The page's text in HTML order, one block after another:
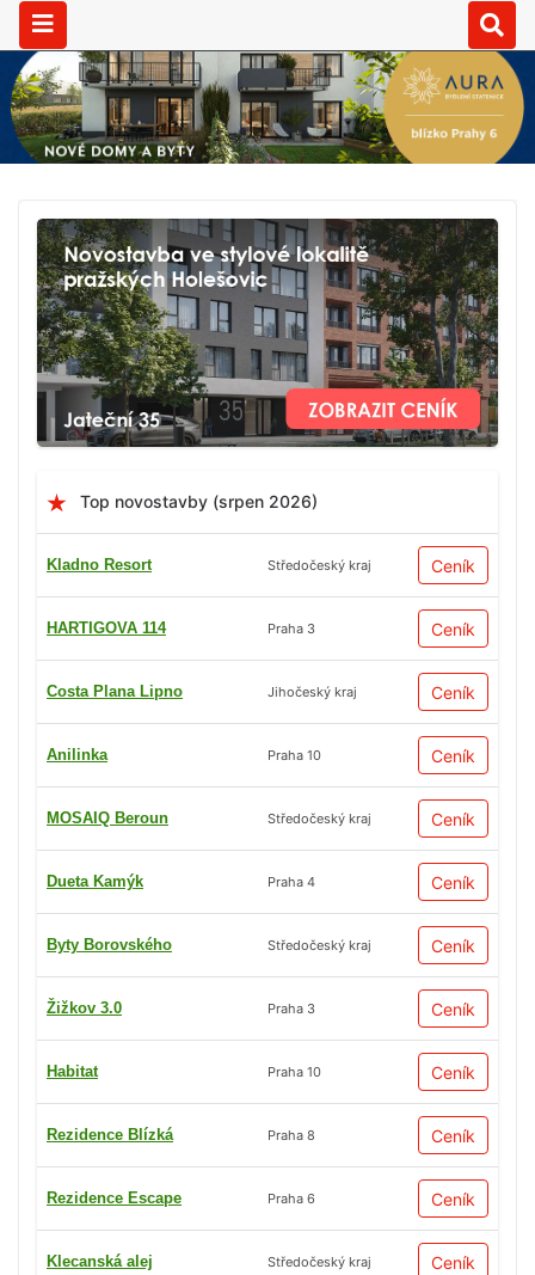
Top novostavby (srpen 2026)
Kladno Resort Středočeský kraj Ceník
HARTIGOVA 114 Praha 3 Ceník
Costa Plana Lipno Jihočeský kraj Ceník
Anilinka Praha 10 Ceník
MOSAIQ Beroun Středočeský kraj Ceník
Dueta Kamýk Praha 4 Ceník
Byty Borovského Středočeský kraj Ceník
Žižkov 3.0 Praha 3 Ceník
Habitat Praha 10 Ceník
Rezidence Blízká Praha 8 Ceník
Rezidence Escape Praha 6 Ceník
Klecanská alej Středočeský kraj Ceník